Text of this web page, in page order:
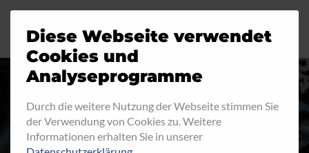
RINGFITTING 022
Diese Webseite verwendet
Cookies und
Analyseprogramme
Durch die weitere Nutzung der Webseite stimmen Sie
der Verwendung von Cookies zu. Weitere
Informationen erhalten Sie in unserer
Motorrad
Industrie
Automobil
Ringfitting
Aussengewinde
Innengewinde
Jobs